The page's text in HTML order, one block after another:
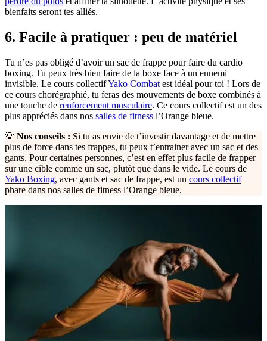
bienfaits seront tes alliés.
6. Facile à pratiquer : peu de matériel
Tu n’es pas obligé d’avoir un sac de frappe pour faire du cardio
boxing. Tu peux très bien faire de la boxe face à un ennemi
invisible. Le cours collectifYako Combat est idéal pour toi ! Lors de
ce cours chorégraphié, tu feras des mouvements de boxe combinés à
une touche de renforcement musculaire. Ce cours collectif est un des
plus appréciés dans nos salles de fitness l’Orange bleue.
💡 Nos conseils : Si tu as envie de t’investir davantage et de mettre
plus de force dans tes frappes, tu peux t’entrainer avec un sac et des
gants. Pour certaines personnes, c’est en effet plus facile de frapper
sur une cible comme un sac, plutôt que dans le vide. Le cours de
Yako Boxing, avec gants et sac de frappe, est un cours collectif
phare dans nos salles de fitness l’Orange bleue.